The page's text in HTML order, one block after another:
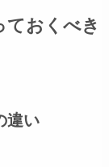
ておくべき
違い